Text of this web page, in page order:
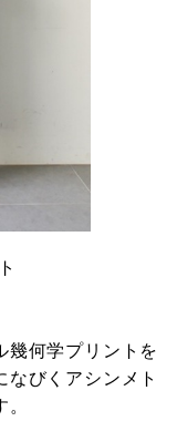
幾何学プリントを
びくアシンメト